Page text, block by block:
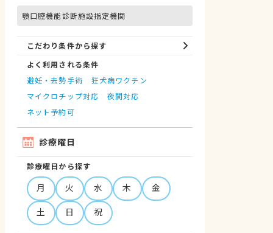
顎口腔機能診断施設指定機関
こだわり条件から探す
よく利用される条件
避妊・去勢手術
狂犬病ワクチン
マイクロチップ対応
夜間対応
ネット予約可
診療曜日
診療曜日から探す
月 火 水 木
金
土
日 祝